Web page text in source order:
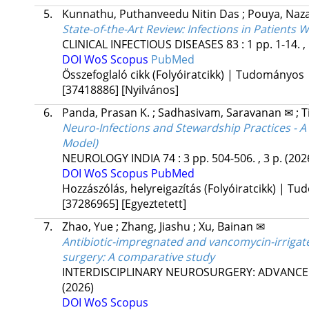
5.
Kunnathu, Puthanveedu Nitin Das ; Pouya,
State-of-the-Art Review: Infections in Patients
CLINICAL INFECTIOUS DISEASES 83: 1 pp. 1-14.
DOI WoS Scopus PubMed
Összefoglaló cikk (Folyóiratcikk) | Tudományos
[37418886] [Nyilvános]
6.
Panda, Prasan K. ; Sadhasivam, Saravanan ✉;
Neuro-Infections and Stewardship Practices -
Model)
NEUROLOGY INDIA74: 3 pp. 504-506. , 3 p.
DOI WoS Scopus PubMed
Hozzászólás, helyreigazítás (Folyóiratcikk) |
[37286965] [Egyeztetett]
7.
Zhao, Yue; Zhang, Jiashu ; Xu, Bainan ✉
Antibiotic-impregnated and vancomycin-
surgery: A comparative study
INTERDISCIPLINARY NEUROSURGERY:
(2026)
DOI WoS Scopus